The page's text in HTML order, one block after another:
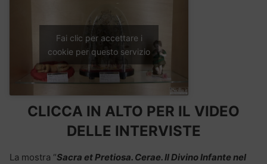
Fai clic per accettare i
cookie per questo servizio
CLICCA IN ALTO PER IL VIDEO
DELLE INTERVISTE
La mostra “Sacra et Pretiosa. Cerae. Il Divino Infante nel